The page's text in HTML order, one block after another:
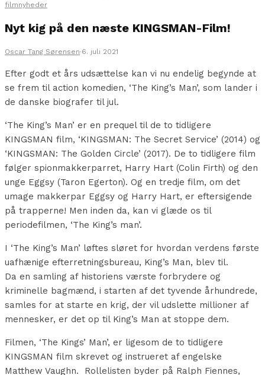
filmnyheder
Nyt kig på den næste KINGSMAN-Film!
Oscar Tang Sørensen·6. juli 2021
Efter godt et års udsættelse kan vi nu endelig begynde at
se frem til action komedien, ‘The King’s Man’, som lander i
de danske biografer til jul.
‘The King’s Man’ er en prequel til de to tidligere
KINGSMAN film, ‘KINGSMAN: The Secret Service’ (2014) og
‘KINGSMAN: The Golden Circle’ (2017). De to tidligere film
følger spionmakkerparret, Harry Hart (Colin Firth) og den
unge Eggsy (Taron Egerton). Og en tredje film, om det
umage makkerpar Eggsy og Harry Hart, er eftersigende
på trapperne! Men inden da, kan vi glæde os til
periodefilmen, ‘The King’s man’.
I ‘The King’s Man’ løftes sløret for hvordan verdens første
uafhænige efterretningsbureau, King’s Man, blev til.
Da en samling af historiens værste forbrydere og
kriminelle bagmænd, i starten af det tyvende århundrede,
samles for at starte en krig, der vil udslette millioner af
mennesker, er det op til King’s Man at stoppe dem.
Filmen, ‘The Kings’ Man’, er ligesom de to tidligere
KINGSMAN film skrevet og instrueret af engelske
Matthew Vaughn. Rollelisten byder på Ralph Fiennes,